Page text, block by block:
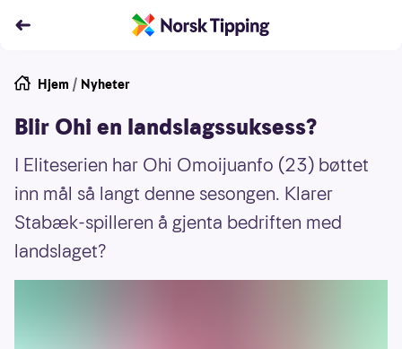
Hjem / Nyheter
Blir Ohi en landslagssuksess?
I Eliteserien har Ohi Omoijuanfo (23) bøttet
inn mål så langt denne sesongen. Klarer
Stabæk-spilleren å gjenta bedriften med
landslaget?